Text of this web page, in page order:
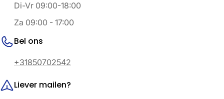
Di-Vr 09:00-18:00
Za 09:00 - 17:00
Bel ons
+31850702542
Liever mailen?